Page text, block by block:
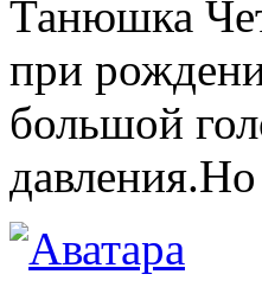
Танюшка
при
большой